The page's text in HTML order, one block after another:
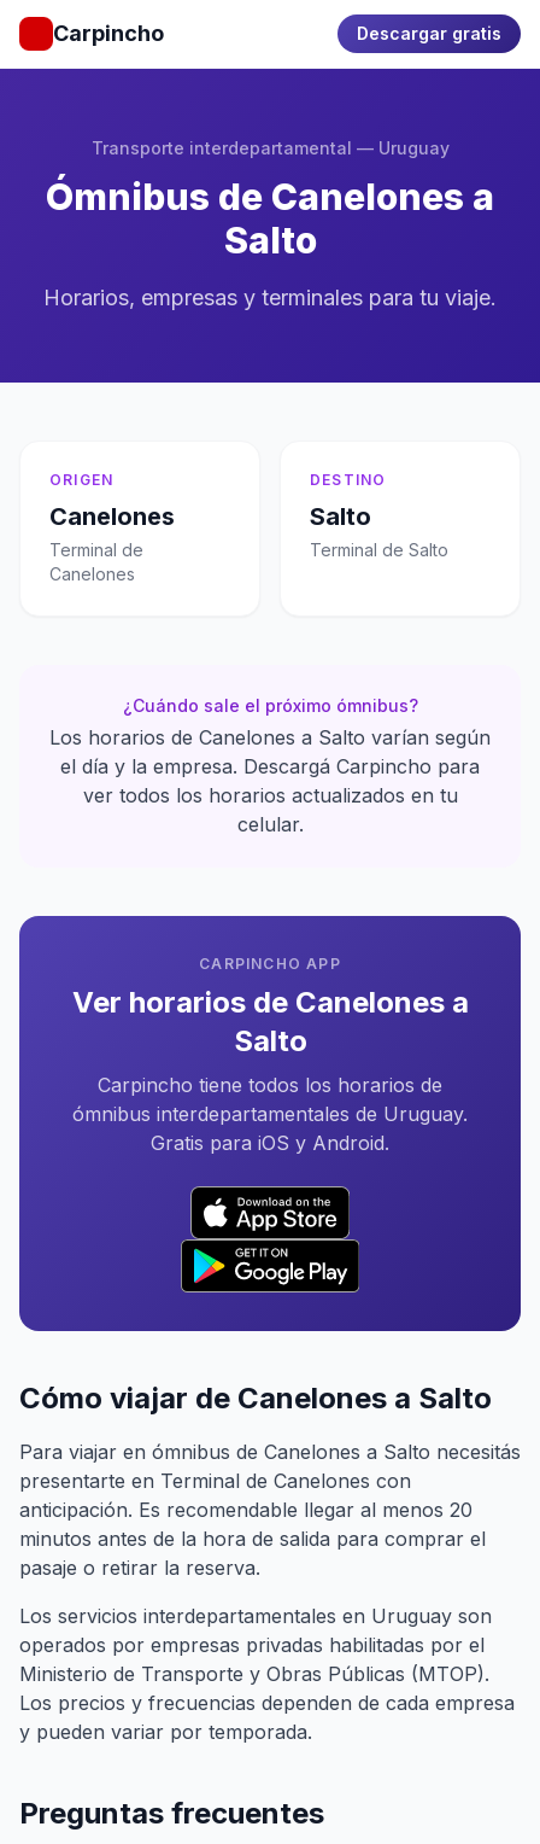
Carpincho Descargar gratis
Transporte interdepartamental — Uruguay
Ómnibus de Canelones a
Salto
Horarios, empresas y terminales para tu viaje.
ORIGEN
Canelones
Terminal de
Canelones
DESTINO
Salto
Terminal de Salto
¿Cuándo sale el próximo ómnibus?
Los horarios de Canelones a Salto varían según
el día y la empresa. Descargá Carpincho para
ver todos los horarios actualizados en tu
celular.
CARPINCHO APP
Ver horarios de Canelones a
Salto
Carpincho tiene todos los horarios de
ómnibus interdepartamentales de Uruguay.
Gratis para iOS y Android.
Cómo viajar de Canelones a Salto
Para viajar en ómnibus de Canelones a Salto necesitás
presentarte en Terminal de Canelones con
anticipación. Es recomendable llegar al menos 20
minutos antes de la hora de salida para comprar el
pasaje o retirar la reserva.
Los servicios interdepartamentales en Uruguay son
operados por empresas privadas habilitadas por el
Ministerio de Transporte y Obras Públicas (MTOP).
Los precios y frecuencias dependen de cada empresa
y pueden variar por temporada.
Preguntas frecuentes